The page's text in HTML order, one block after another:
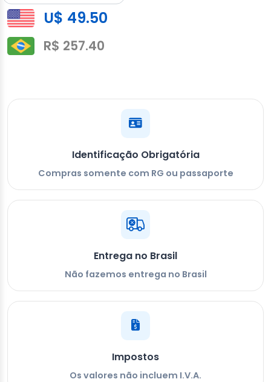
U$ 49.50
R$ 257.40
Identificação Obrigatória
Compras somente com RG ou passaporte
Entrega no Brasil
Não fazemos entrega no Brasil
Impostos
Os valores não incluem I.V.A.